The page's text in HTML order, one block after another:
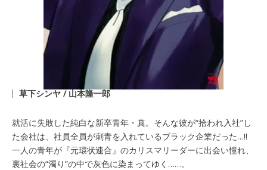
草下シンヤ / 山本隆一郎
就活に失敗した純白な新卒青年・真。そんな彼が“拾われ入社”し
た会社は、社員全員が刺青を入れているブラック企業だった…!!
一人の青年が『元環状連合』のカリスマリーダーに出会い憧れ、
裏社会の“濁り”の中で灰色に染まってゆく……。